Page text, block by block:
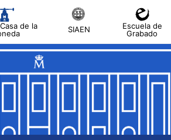
de la
SIAEN
Escuela de
Grabado